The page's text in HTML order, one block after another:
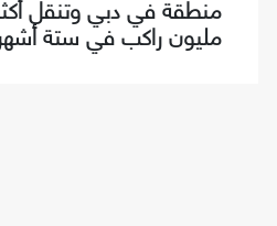
مليون راكب في ستة